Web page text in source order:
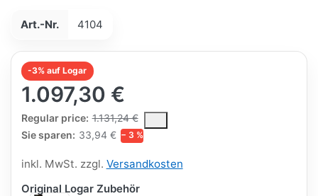
Art.-Nr. 4104
-3% auf Logar
1.097,30 €
Regular price: 1.131,24 €
The Regular Price is the median selling price paid by
Sie sparen: 33,94 € − 3 %
inkl. MwSt. zzgl. Versandkosten
Original Logar Zubehör